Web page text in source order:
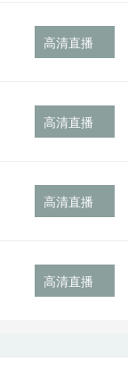
高清直播
高清直播
高清直播
高清直播